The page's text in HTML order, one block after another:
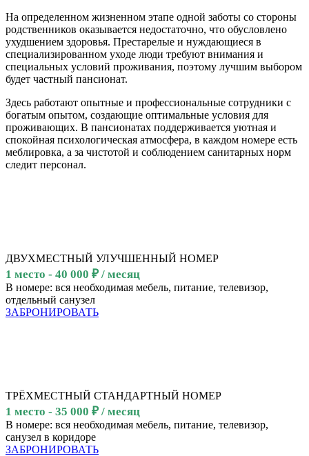
На определенном жизненном этапе одной заботы со стороны
родственников оказывается недостаточно, что обусловлено
ухудшением здоровья. Престарелые и нуждающиеся в
специализированном уходе люди требуют внимания и
специальных условий проживания, поэтому лучшим выбором
будет частный пансионат.
Здесь работают опытные и профессиональные сотрудники с
богатым опытом, создающие оптимальные условия для
проживающих. В пансионатах поддерживается уютная и
спокойная психологическая атмосфера, в каждом номере есть
меблировка, а за чистотой и соблюдением санитарных норм
следит персонал.
ДВУХМЕСТНЫЙ УЛУЧШЕННЫЙ НОМЕР
1 место - 40 000 ₽ / месяц
В номере: вся необходимая мебель, питание, телевизор,
отдельный санузел
ЗАБРОНИРОВАТЬ
ТРЁХМЕСТНЫЙ СТАНДАРТНЫЙ НОМЕР
1 место - 35 000 ₽ / месяц
В номере: вся необходимая мебель, питание, телевизор,
санузел в коридоре
ЗАБРОНИРОВАТЬ